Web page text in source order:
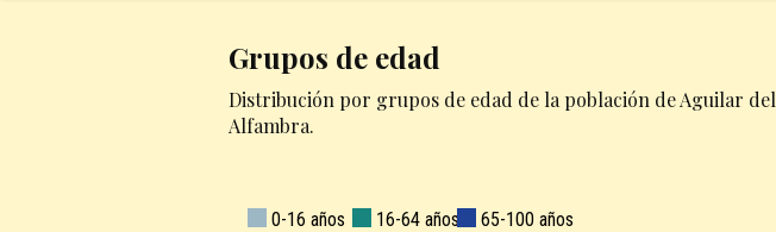
Grupos de edad
Distribución por grupos de edad de la población de Aguilar del
Alfambra.
0-16 años 16-64 años 65-100 años